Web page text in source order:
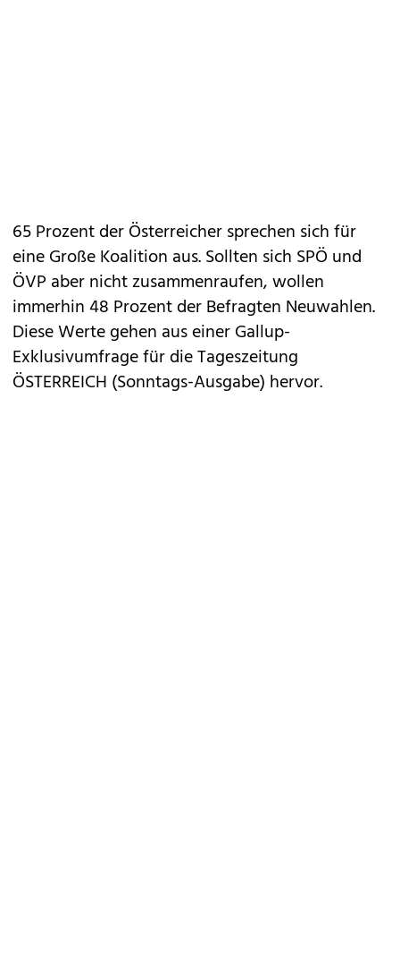
65 Prozent der Österreicher sprechen sich für
eine Große Koalition aus. Sollten sich SPÖ und
ÖVP aber nicht zusammenraufen, wollen
immerhin 48 Prozent der Befragten Neuwahlen.
Diese Werte gehen aus einer Gallup-
Exklusivumfrage für die Tageszeitung
ÖSTERREICH (Sonntags-Ausgabe) hervor.